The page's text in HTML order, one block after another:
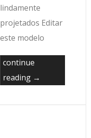
lindamente
projetados Editar
este modelo
continue
reading →